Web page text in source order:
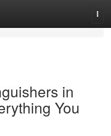
in
You